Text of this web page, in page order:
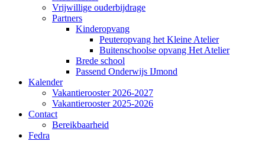
Vrijwillige ouderbijdrage
Partners
Kinderopvang
Peuteropvang het Kleine Atelier
Buitenschoolse opvang Het Atelier
Brede school
Passend Onderwijs IJmond
Kalender
Vakantierooster 2026-2027
Vakantierooster 2025-2026
Contact
Bereikbaarheid
Fedra